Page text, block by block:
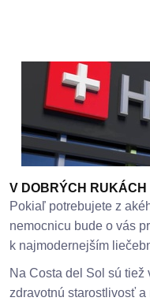
V DOBRÝCH RUKÁCH
Pokiaľ potrebujete z
nemocnicu bude o vás
k najmodernejším
Na Costa del Sol sú
zdravotnú starostlivosť